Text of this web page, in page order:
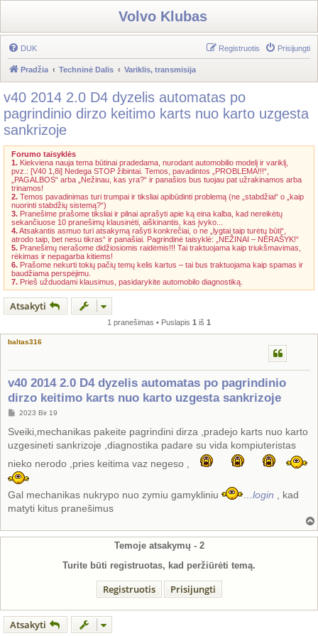
Volvo Klubas
DUK Prisijungti
Registruotis
Pradžia Techninė Dalis Variklis, transmisija
v40 2014 2.0 D4 dyzelis automatas po
pagrindinio dirzo keitimo karts nuo karto uzgesta
sankrizoje
Forumo taisyklės
1. Kiekviena nauja tema būtinai pradedama, nurodant automobilio modelį ir variklį,
pvz.: [V40 1,8i] Nedega STOP žibintai. Temos, pavadintos „PROBLEMA!!!“,
„PAGALBOS“ arba „Nežinau, kas yra?“ ir panašios bus tuojau pat užrakinamos arba
trinamos!
2. Temos pavadinimas turi trumpai ir tiksliai apibūdinti problemą (ne „stabdžiai“ o „kaip
nuorinti stabdžių sistemą?“)
3. Pranešime prašome tiksliai ir pilnai aprašyti apie ką eina kalba, kad nereikėtų
sekančiuose 10 pranešimų klausinėti, aiškinantis, kas įvyko...
4.Atsakantis asmuo turi atsakymą rašyti konkrečiai, o ne „lygtai taip turėtų būti“,
atrodo taip, bet nesu tikras“ ir panašiai. Pagrindinė taisyklė: „NEŽINAI – NERAŠYK!“
5. Pranešimų nerašome didžiosiomis raidėmis!!! Tai traktuojama kaip triukšmavimas,
rėkimas ir nepagarba kitiems!
6. Prašome nekurti tokių pačių temų kelis kartus – tai bus traktuojama kaip spamas ir
baudžiama perspėjimu.
7. Prieš užduodami klausimus, pasidarykite automobilo diagnostiką.
Atsakyti
1 pranešimas • Puslapis 1 iš 1
baltas316
v40 2014 2.0 D4 dyzelis automatas po pagrindinio
dirzo keitimo karts nuo karto uzgesta sankrizoje
S
a
n
d
r
t
i
ė
2023 Bir 19
Sveiki,mechanikas pakeite pagrindini dirza ,pradejo karts nuo karto
uzgesineti sankrizoje ,diagnostika padare su vida kompiuteristas
nieko nerodo ,pries keitima vaz negeso ,
Gal mechanikas nukrypo nuo zymiu gamykliniu login , kad
matyti kitus pranešimus
i
Temoje atsakymų - 2
Turite būti registruotas, kad peržiūrėti temą.
Registruotis Prisijungti
Atsakyti